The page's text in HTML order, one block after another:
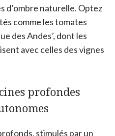
d’ombre naturelle. Optez
comme les tomates
des Andes’, dont les
avec celles des vignes
profondes
stimulés par un